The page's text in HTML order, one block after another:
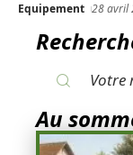
Equipement 28 avril
Au